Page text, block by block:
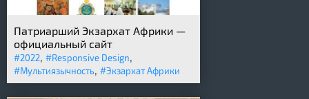
Патриарший Экзархат Африки —
официальный сайт
#2022, #Responsive Design,
#Мультиязычность, #Экзархат Африки